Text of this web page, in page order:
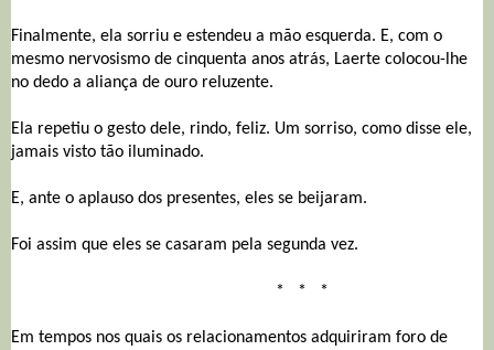
Finalmente, ela sorriu e estendeu a mão esquerda. E, com o
mesmo nervosismo de cinquenta anos atrás, Laerte colocou-lhe
no dedo a aliança de ouro reluzente.
Ela repetiu o gesto dele, rindo, feliz. Um sorriso, como disse ele,
jamais visto tão iluminado.
E, ante o aplauso dos presentes, eles se beijaram.
Foi assim que eles se casaram pela segunda vez.
* * *
Em tempos nos quais os relacionamentos adquiriram foro de